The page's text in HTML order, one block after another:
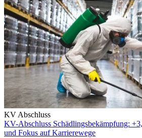
KV Abschluss
KV-Abschluss Schädlingsbekämpfung:
und Fokus auf Karrierewege